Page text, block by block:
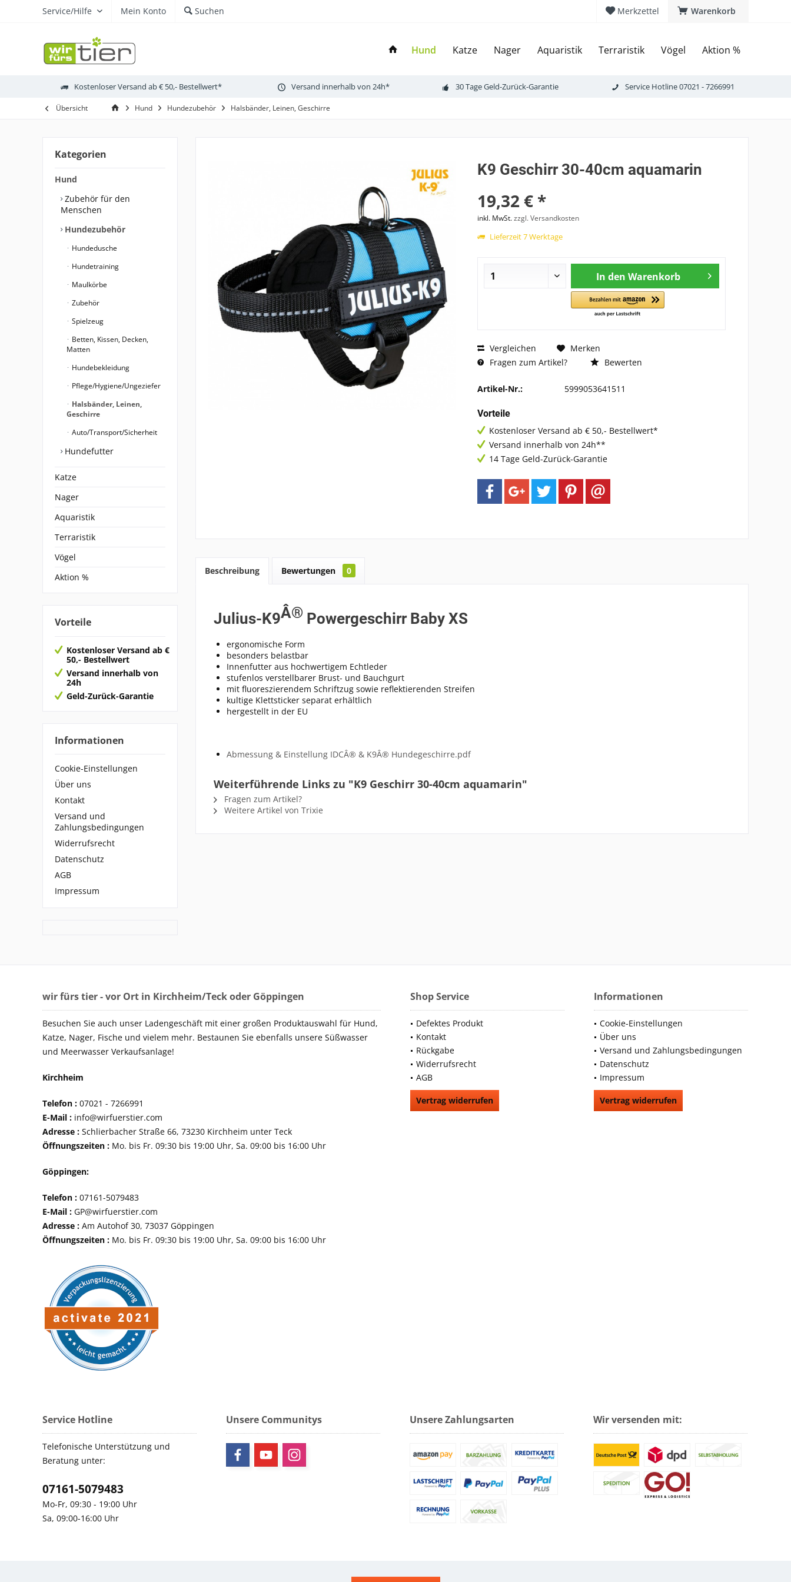
Warenkorb
Merkzettel
Service/Hilfe Mein Konto Suchen
Hund Katze Nager Aquaristik Terraristik Vögel Aktion %
Kostenloser Versand ab € 50,- Bestellwert* Versand innerhalb von 24h* 30 Tage Geld-Zurück-Garantie Service Hotline 07021 - 7266991
Übersicht Hund Hundezubehör Halsbänder, Leinen, Geschirre
Kategorien
Hund
Zubehör für den
Menschen
Hundezubehör
Hundedusche
Hundetraining
Maulkörbe
Zubehör
Spielzeug
Betten, Kissen, Decken,
Matten
Hundebekleidung
Pflege/Hygiene/Ungeziefer
Halsbänder, Leinen,
Geschirre
Auto/Transport/Sicherheit
Hundefutter
Katze
Nager
Aquaristik
Terraristik
Vögel
Aktion %
Vorteile
Kostenloser Versand ab €
50,- Bestellwert
Versand innerhalb von
24h
Geld-Zurück-Garantie
Informationen
Cookie-Einstellungen
Über uns
Kontakt
Versand und
Zahlungsbedingungen
Widerrufsrecht
Datenschutz
AGB
Impressum
K9 Geschirr 30-40cm aquamarin
19,32 € *
inkl. MwSt.zzgl. Versandkosten
Lieferzeit 7 Werktage
In den Warenkorb
Vergleichen
Merken
Fragen zum Artikel?
Bewerten
Artikel-Nr.: 5999053641511
Vorteile
Kostenloser Versand ab € 50,- Bestellwert*
Versand innerhalb von 24h**
14 Tage Geld-Zurück-Garantie
Beschreibung Bewertungen 0
Julius-K9Â® Powergeschirr Baby XS
ergonomische Form
besonders belastbar
Innenfutter aus hochwertigem Echtleder
stufenlos verstellbarer Brust- und Bauchgurt
mit fluoreszierendem Schriftzug sowie reflektierenden Streifen
kultige Klettsticker separat erhältlich
hergestellt in der EU
Abmessung & Einstellung IDCÂ® & K9Â® Hundegeschirre.pdf
Weiterführende Links zu "K9 Geschirr 30-40cm aquamarin"
Fragen zum Artikel?
Weitere Artikel von Trixie
wir fürs tier - vor Ort in Kirchheim/Teck oder Göppingen
Besuchen Sie auch unser Ladengeschäft mit einer großen Produktauswahl für Hund,
Katze, Nager, Fische und vielem mehr. Bestaunen Sie ebenfalls unsere Süßwasser
und Meerwasser Verkaufsanlage!
Kirchheim
Telefon : 07021 - 7266991
E-Mail : info@wirfuerstier.com
Adresse : Schlierbacher Straße 66, 73230 Kirchheim unter Teck
Öffnungszeiten : Mo. bis Fr. 09:30 bis 19:00 Uhr, Sa. 09:00 bis 16:00 Uhr
Göppingen:
Telefon : 07161-5079483
E-Mail : GP@wirfuerstier.com
Adresse : Am Autohof 30, 73037 Göppingen
Öffnungszeiten : Mo. bis Fr. 09:30 bis 19:00 Uhr, Sa. 09:00 bis 16:00 Uhr
Shop Service
Defektes Produkt
Kontakt
Rückgabe
Widerrufsrecht
AGB
Vertrag widerrufen
Informationen
Cookie-Einstellungen
Über uns
Versand und Zahlungsbedingungen
Datenschutz
Impressum
Vertrag widerrufen
Service Hotline
Telefonische Unterstützung und
Beratung unter:
07161-5079483
Mo-Fr, 09:30 - 19:00 Uhr
Sa, 09:00-16:00 Uhr
Unsere Communitys Unsere Zahlungsarten Wir versenden mit: